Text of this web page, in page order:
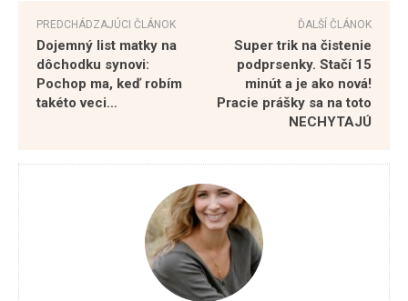
PREDCHÁDZAJÚCI ČLÁNOK
Dojemný list matky na
dôchodku synovi:
Pochop ma, keď robím
takéto veci…
ĎALŠÍ ČLÁNOK
Super trik na čistenie
podprsenky. Stačí 15
minút a je ako nová!
Pracie prášky sa na toto
NECHYTAJÚ